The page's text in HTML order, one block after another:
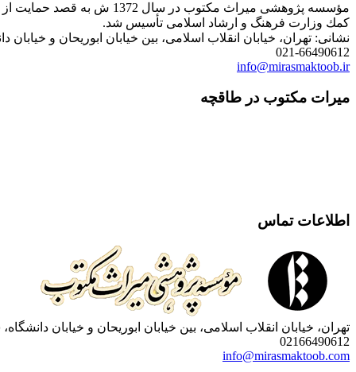
مؤسسه پژوهشی میراث
كمك وزارت فرهنگ و ارشاد اسلامی تأسیس شد.
نشانی: تهران، خیابان انقلاب اسلامی، بین خیابان ابوریحان و خیابان دانشگاه، شمارۀ 1182
021-66490612
info@mirasmaktoob.ir
میرات مکتوب در طاقچه
اطلاعات تماس
تهران، خیابان انقلاب اسلامی، بین خیابان ابوریحان و خیابان دانشگاه، شمارۀ 1182 (ساختمان فروردین)، طبقۀ دوم، واحد 8 ، روابط عمومی مؤسسه پژوهی میراث مکتوب؛
02166490612
info@mirasmaktoob.com